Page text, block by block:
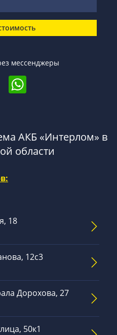
мессенджеры
АКБ «Интерлом» в
области
18
12с3
Дорохова, 27
50к1